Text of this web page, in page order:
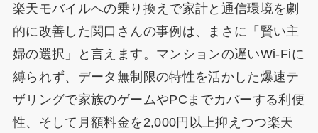
楽天モバイルへの乗り換えで家計と通信環境を劇
的に改善した関口さんの事例は、まさに「賢い主
婦の選択」と言えます。マンションの遅いWi-Fiに
縛られず、データ無制限の特性を活かした爆速テ
ザリングで家族のゲームやPCまでカバーする利便
性、そして月額料金を2,000円以上抑えつつ楽天